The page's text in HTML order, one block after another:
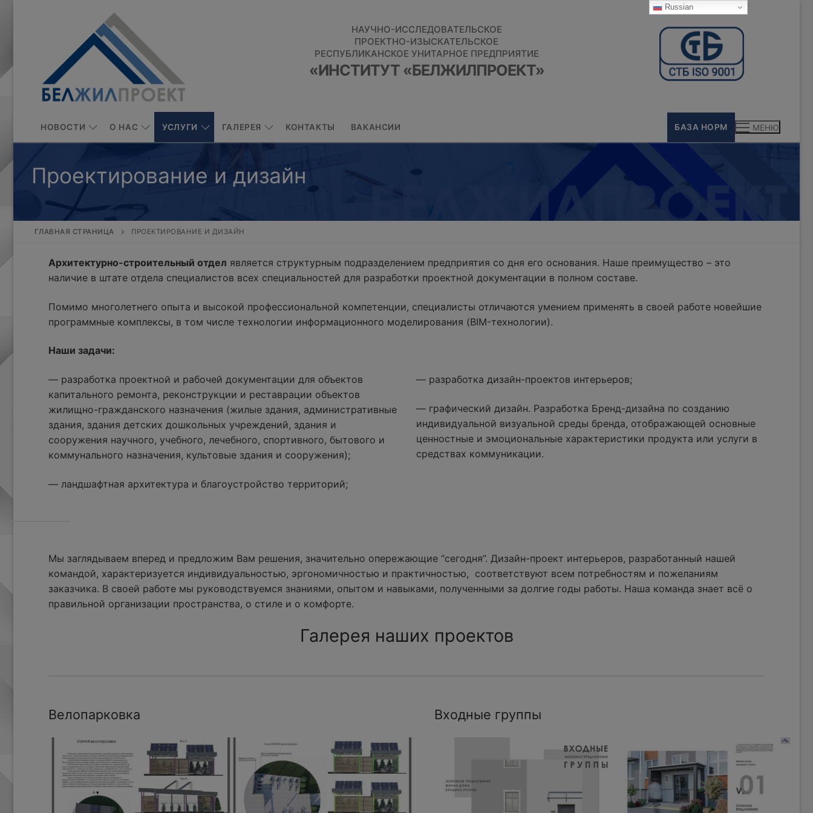
НАУЧНО-ИССЛЕДОВАТЕЛЬСКОЕ
ПРОЕКТНО-ИЗЫСКАТЕЛЬСКОЕ
РЕСПУБЛИКАНСКОЕ УНИТАРНОЕ ПРЕДПРИЯТИЕ
«ИНСТИТУТ «БЕЛЖИЛПРОЕКТ»
НОВОСТИ О НАС УСЛУГИ ГАЛЕРЕЯ КОНТАКТЫ ВАКАНСИИ БАЗА НОРМ МЕНЮ
Проектирование и дизайн
ГЛАВНАЯ СТРАНИЦА ПРОЕКТИРОВАНИЕ И ДИЗАЙН
Архитектурно-строительный отдел является структурным подразделением предприятия со дня его основания. Наше преимущество – это
наличие в штате отдела специалистов всех специальностей для разработки проектной документации в полном составе.
Помимо многолетнего опыта и высокой профессиональной компетенции, специалисты отличаются умением применять в своей работе новейшие
программные комплексы, в том числе технологии информационного моделирования (BIM-технологии).
Наши задачи:
— разработка проектной и рабочей документации для объектов
капитального ремонта, реконструкции и реставрации объектов
жилищно-гражданского назначения (жилые здания, административные
здания, здания детских дошкольных учреждений, здания и
сооружения научного, учебного, лечебного, спортивного, бытового и
коммунального назначения, культовые здания и сооружения);
— ландшафтная архитектура и благоустройство территорий;
— разработка дизайн-проектов интерьеров;
— графический дизайн. Разработка Бренд-дизайна по созданию
индивидуальной визуальной среды бренда, отображающей основные
ценностные и эмоциональные характеристики продукта или услуги в
средствах коммуникации.
Мы заглядываем вперед и предложим Вам решения, значительно опережающие “сегодня”. Дизайн-проект интерьеров, разработанный нашей
командой, характеризуется индивидуальностью, эргономичностью и практичностью, соответствуют всем потребностям и пожеланиям
заказчика. В своей работе мы руководствуемся знаниями, опытом и навыками, полученными за долгие годы работы. Наша команда знает всё о
правильной организации пространства, о стиле и о комфорте.
Галерея наших проектов
Велопарковка Входные группы
Russian